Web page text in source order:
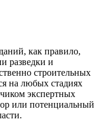
как правило,
разведки и
строительных
на любых стадиях
экспертных
или потенциальный